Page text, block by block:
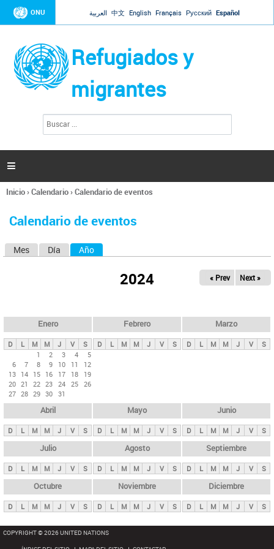
Jump to navigation
ONU العربية 中文 English Français Русский Español
Refugiados y
migrantes
l
d
s

Se
usted
Inicio›Calendario›Calendario de eventos
Calendario de eventos
s
p
n
i
p
a
l
s
Mes Día Año
2024 « Prev Next »
Enero
D L M M J V
S
1
2 3 4
5
6
7 8 9 10 11
12
13 14 15 16 17 18
19
20 21 22 23 24 25 26
27 28 29 30 31
Febrero
D L M M J V S
Marzo
D L M M J V S
Abril
D L M M J V S
Mayo
D L M M J V S
Junio
D L M M J V S
Julio
D L M M J V S
Agosto
D L M M J V S
Septiembre
D L M M J V S
Octubre
D L M M J V S
Noviembre
D L M M J V S
Diciembre
D L M M J V S
COPYRIGHT © 2026 UNITED NATIONS